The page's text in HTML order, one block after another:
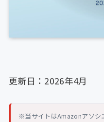
更新日：2026年4月
※当サイトはAmazonアソシ